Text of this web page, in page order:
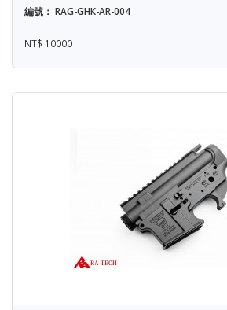
編號： RAG-GHK-AR-004
NT$ 10000